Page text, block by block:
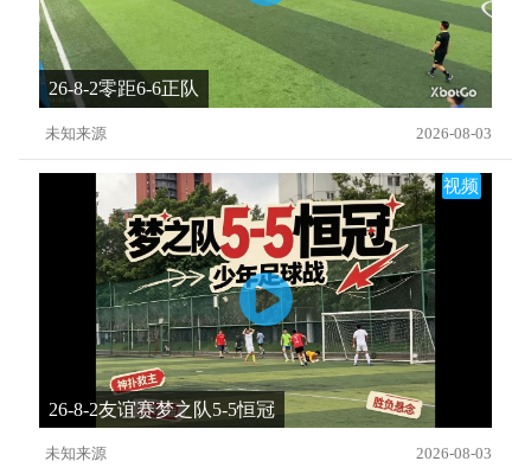
26-8-2零距6-6正队
未知来源 2026-08-03
视频
26-8-2友谊赛梦之队5-5恒冠
未知来源 2026-08-03